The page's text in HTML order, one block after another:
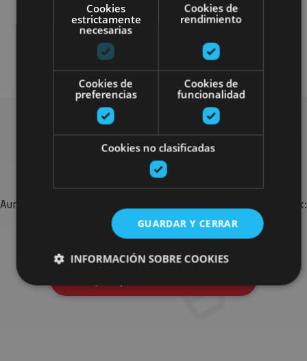
Castillos y fortalezas
Arquitectura civil
Bilatu plan gehiago
Aurkitu zure bidaia Nafarroan osatzeko planak eta iradokizunak:
jarduera antolatuak, bisitak eta agendaren ekitaldi
garrantzitsuenak.
Cookies
estrictamente
necesarias
Cookies de
rendimiento
Cookies de
preferencias
Cookies de
funcionalidad
Cookies no clasificadas
GUARDAR Y CERRAR
INFORMACIÓN SOBRE COOKIES